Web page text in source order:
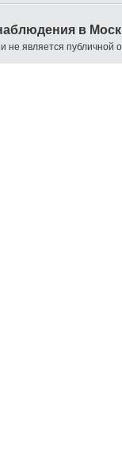
в
не является публичной